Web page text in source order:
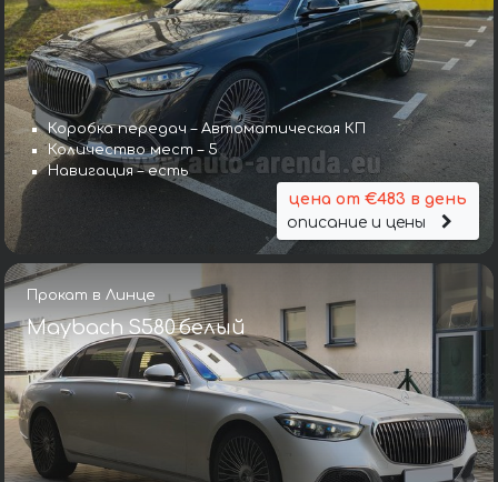
Коробка передач – Автоматическая КП
Количество мест – 5
Навигация – есть
цена от €483 в день
описание и цены
Прокат в Линце
Maybach S580 белый